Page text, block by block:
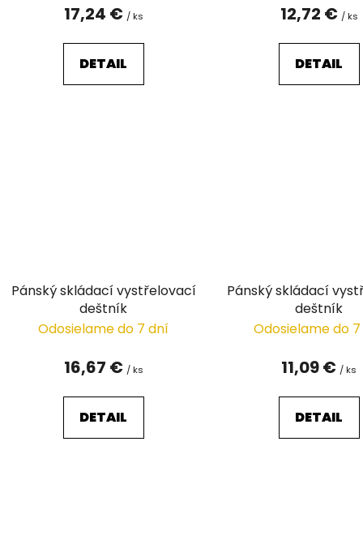
17,24 € / ks
DETAIL
12,72 € / ks
DETAIL
Pánský skládací vystřelovací
deštník
Odosielame do 7 dní
16,67 € / ks
DETAIL
Pánský skládací
deštník
Odosielame do
11,09 € / ks
DETAIL